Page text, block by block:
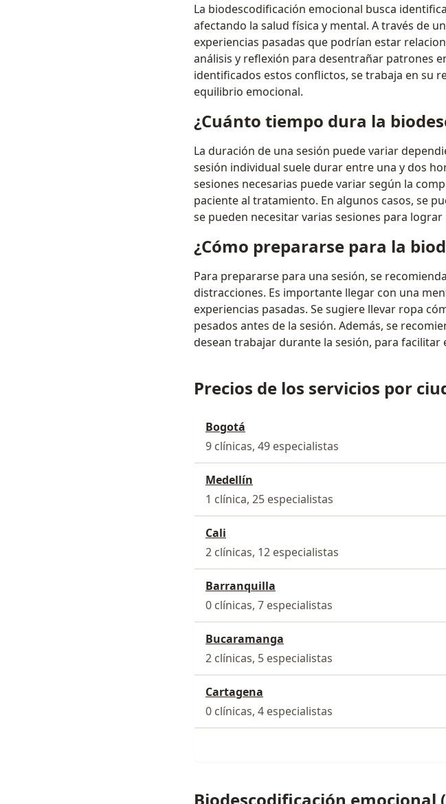
La biodescodificación emocional busca
afectando la salud física y mental. A través de
experiencias pasadas que podrían estar
análisis y reflexión para desentrañar patrones
identificados estos conflictos, se trabaja en su
equilibrio emocional.
¿Cuánto tiempo dura la
La duración de una sesión puede variar
sesión individual suele durar entre una y dos
sesiones necesarias puede variar según la
paciente al tratamiento. En algunos casos, se
se pueden necesitar varias sesiones para
¿Cómo prepararse para la
Para prepararse para una sesión, se
distracciones. Es importante llegar con una
experiencias pasadas. Se sugiere llevar ropa
pesados antes de la sesión. Además, se
desean trabajar durante la sesión, para
Precios de los servicios por
Bogotá
9 clínicas, 49 especialistas
Medellín
1 clínica, 25 especialistas
Cali
2 clínicas, 12 especialistas
Barranquilla
0 clínicas, 7 especialistas
Bucaramanga
2 clínicas, 5 especialistas
Cartagena
0 clínicas, 4 especialistas
Biodescodificación